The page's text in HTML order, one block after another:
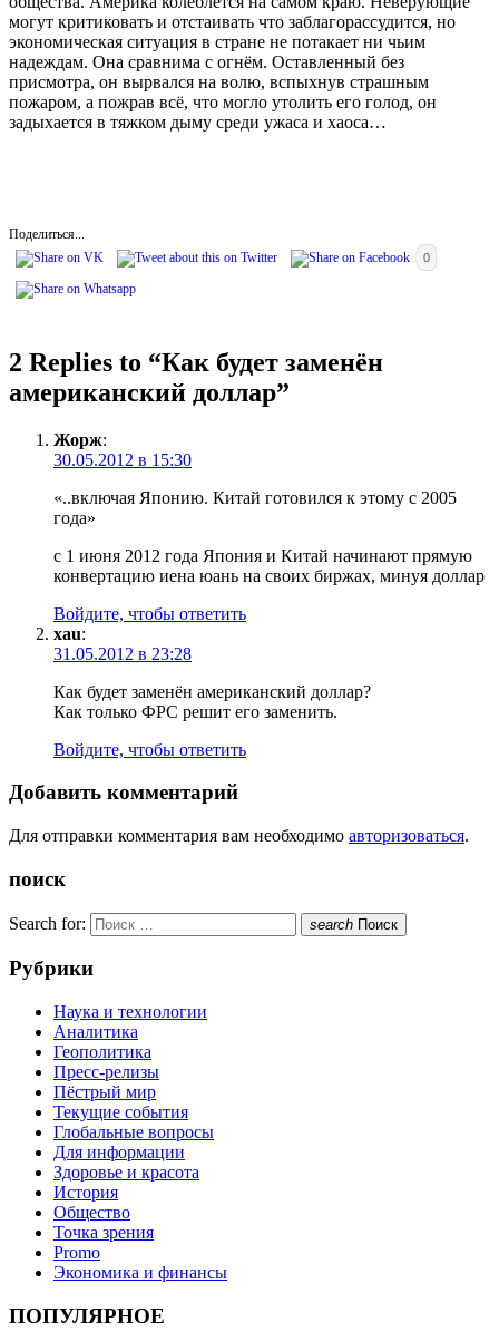
могут критиковать и отстаивать что заблагорассудится, но
экономическая ситуация в стране не потакает ни чьим
надеждам. Она сравнима с огнём. Оставленный без
присмотра, он вырвался на волю, вспыхнув страшным
пожаром, а пожрав всё, что могло утолить его голод, он
задыхается в тяжком дыму среди ужаса и хаоса…
Поделиться...
0
2 Replies to “Как будет заменён
американский доллар”
Жорж:
30.05.2012 в 15:30
«..включая Японию. Китай готовился к этому с 2005
года»
с 1 июня 2012 года Япония и Китай начинают прямую
конвертацию иена юань на своих биржах, минуя доллар
Войдите, чтобы ответить
xau:
31.05.2012 в 23:28
Как будет заменён американский доллар?
Как только ФРС решит его заменить.
Войдите, чтобы ответить
Добавить комментарий
Для отправки комментария вам необходимо авторизоваться.
поиск
Search for: search Поиск
Рубрики
Наука и технологии
Аналитика
Геополитика
Пресс-релизы
Пёстрый мир
Текущие события
Глобальные вопросы
Для информации
Здоровье и красота
История
Общество
Точка зрения
Promo
Экономика и финансы
ПОПУЛЯРНОЕ